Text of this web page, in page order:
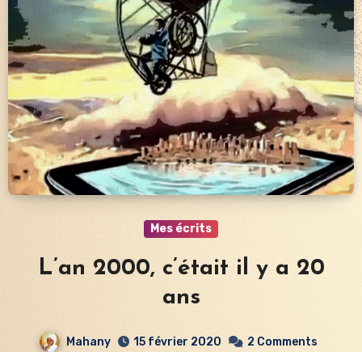
Mes écrits
L’an 2000, c’était il y a 20
ans
Mahany 15 février 2020 2 Comments